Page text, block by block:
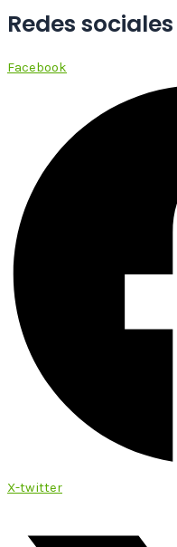
Redes sociales
Facebook
X-twitter